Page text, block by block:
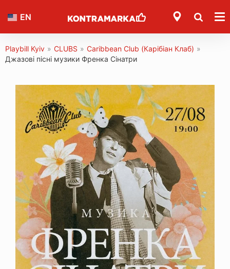
EN
Playbill Kyiv » CLUBS » Caribbean Club (Карібіан Клаб) »
Джазові пісні музики Френка Сінатри